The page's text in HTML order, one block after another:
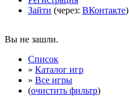
Зайти (через: ВКонтакте)
Вы не зашли.
Список
» Каталог игр
» Все игры
(очистить фильтр)